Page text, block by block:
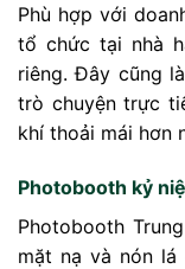
Phù hợp với
tổ chức tại nhà
riêng. Đây cũng
trò chuyện trực
khí thoải mái hơn
Photobooth kỷ
Photobooth
mặt nạ và nón lá